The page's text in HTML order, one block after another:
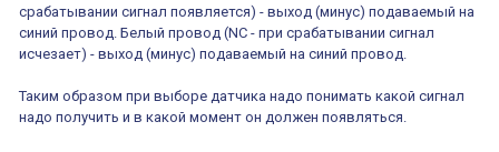
срабатывании сигнал появляется) - выход (минус) подаваемый на
синий провод. Белый провод (NC - при срабатывании сигнал
исчезает) - выход (минус) подаваемый на синий провод.
Таким образом при выборе датчика надо понимать какой сигнал
надо получить и в какой момент он должен появляться.